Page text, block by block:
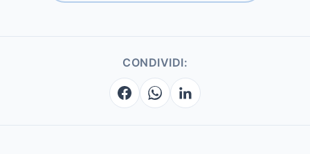
CONDIVIDI: